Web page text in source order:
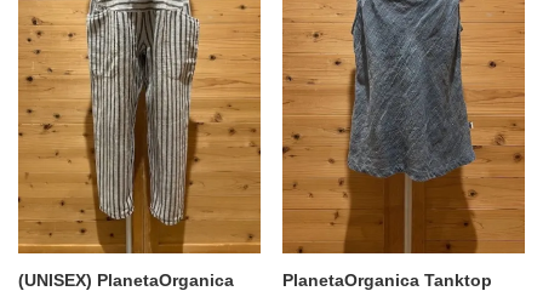
(UNISEX) PlanetaOrganica
PlanetaOrganica Tanktop